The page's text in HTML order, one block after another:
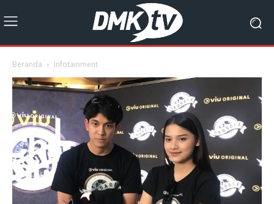
Beranda Infotainment